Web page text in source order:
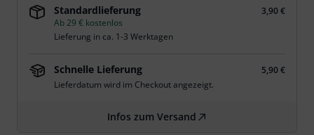
Standardlieferung
3,90 €
Ab 29 € kostenlos
Lieferung in ca. 1-3 Werktagen
Schnelle Lieferung
5,90 €
Lieferdatum wird im Checkout angezeigt.
Infos zum Versand